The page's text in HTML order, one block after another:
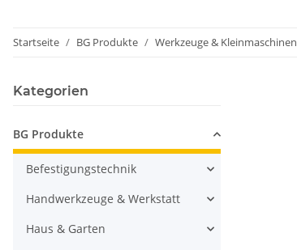
Startseite BG Produkte Werkzeuge & Kleinmaschinen
Kategorien
BG Produkte
Befestigungstechnik
Handwerkzeuge & Werkstatt
Haus & Garten